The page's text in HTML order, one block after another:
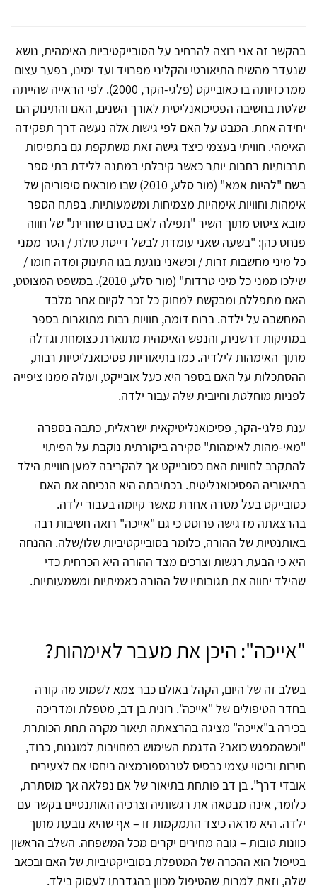
בהקשר זה אני רוצה להרחיב על הסובייקטיביות האימהית, נושא
שנעדר מהשיח התיאורטי והקליני מפרויד ועד ימינו, בפער עצום
ממרכזיותה בו כאובייקט (פלגי-הקר, 2000). לפי הראייה שהייתה
שלטת בחשיבה הפסיכואנליטית לאורך השנים, האם והתינוק הם
יחידה אחת. המבט על האם לפי גישות אלה נעשה דרך תפקידה
האימהי. חוויתי בעצמי כיצד גישה זאת משתקפת גם בתפיסות
תרבותיות רחבות יותר כאשר קיבלתי במתנה ללידת בתי ספר
בשם "להיות אמא" (מור סלע, 2010) שבו מובאים סיפוריהן של
אימהות וחוויות אימהיות מצמיחות ומשמעותיות. בפתח הספר
מובא ציטוט מתוך השיר "תפילה לאם בטרם שחרית" של חווה
פנחס כהן: "בשעה שאני עומדת לבשל דייסת סולת / הסר ממני
כל מיני מחשבות זרות / וכשאני נוגעת בגו התינוק ומדה חומו /
שילכו ממני כל מיני טרדות" (מור סלע, 2010). במשפט המצוטט,
האם מתפללת ומבקשת למחוק כל זכר לקיום אחר מלבד
המחשבה על ילדה. ברוח דומה, חוויות רבות מתוארות בספר
במתיקות דרשנית, והנפש האימהית מתוארת כצומחת וגדלה
מתוך האימהות לילדיה. כמו בתיאוריות פסיכואנליטיות רבות,
ההסתכלות על האם בספר היא כעל אובייקט, ועולה ממנו ציפייה
לפניות מוחלטת וחיובית שלה עבור ילדה.
ענת פלגי-הקר, פסיכואנליטיקאית ישראלית, כתבה בספרה
"מאי-מהות לאימהות" סקירה ביקורתית נוקבת על הפיתוי
להתקרב לחוויות האם כסובייקט אך להקריבה למען חוויית הילד
בתיאוריה הפסיכואנליטית. בכתיבתה היא הנכיחה את האם
כסובייקט בעל מטרה אחרת מאשר קיומה בעבור ילדה.
בהרצאתה מדגישה פרוסט כי גם "אייכה" רואה חשיבות רבה
באותנטיות של ההורה, כלומר בסובייקטיביות שלו/שלה. ההנחה
היא כי הבעת רגשות וצרכים מצד ההורה היא הכרחית כדי
שהילד יחווה את תגובותיו של ההורה כאמיתיות ומשמעותיות.
"אייכה": היכן את מעבר לאימהות?
בשלב זה של היום, הקהל באולם כבר צמא לשמוע מה קורה
בחדר הטיפולים של "אייכה". רונית בן דב, מטפלת ומדריכה
בכירה ב"אייכה" מציגה בהרצאתה תיאור מקרה תחת הכותרת
"וכשהמפגש כואב? הדגמת השימוש במחויבות למוגנות, כבוד,
חירות וביטוי עצמי כבסיס לטרנספורמציה ביחסי אם לצעירים
אובדי דרך". בן דב פותחת בתיאור של אם נפלאה אך מוסתרת,
כלומר, אינה מבטאה את רגשותיה וצרכיה האותנטיים בקשר עם
ילדה. היא מראה כיצד התמקמות זו – אף שהיא נובעת מתוך
כוונות טובות – גובה מחירים יקרים מכל המשפחה. השלב הראשון
בטיפול הוא ההכרה של המטפלת בסובייקטיביות של האם ובכאב
שלה, וזאת למרות שהטיפול מכוון בהגדרתו לעסוק בילד.